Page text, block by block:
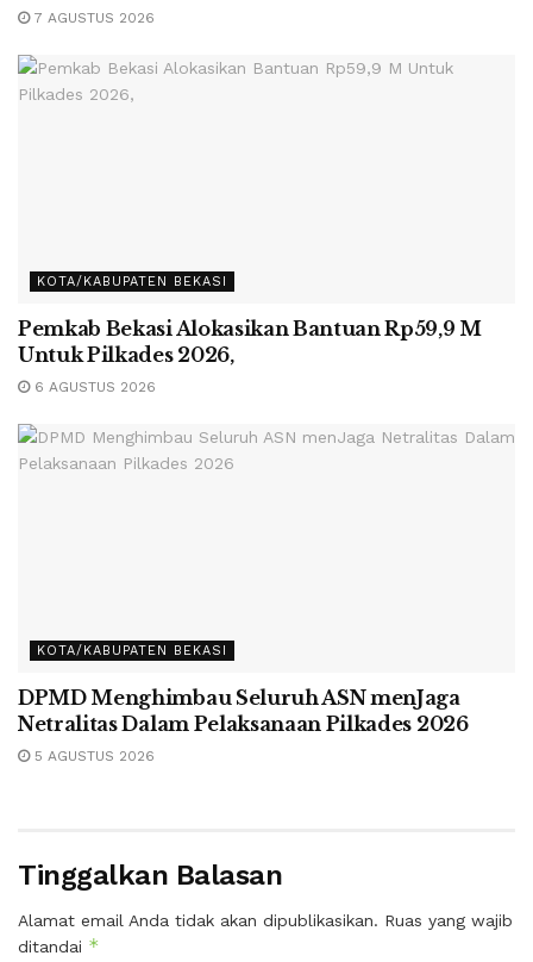
7 AGUSTUS 2026
KOTA/KABUPATEN BEKASI
Pemkab Bekasi Alokasikan Bantuan Rp59,9 M
Untuk Pilkades 2026,
6 AGUSTUS 2026
KOTA/KABUPATEN BEKASI
DPMD Menghimbau Seluruh ASN menJaga
Netralitas Dalam Pelaksanaan Pilkades 2026
5 AGUSTUS 2026
Tinggalkan Balasan
Alamat email Anda tidak akan dipublikasikan. Ruas yang wajib
ditandai *